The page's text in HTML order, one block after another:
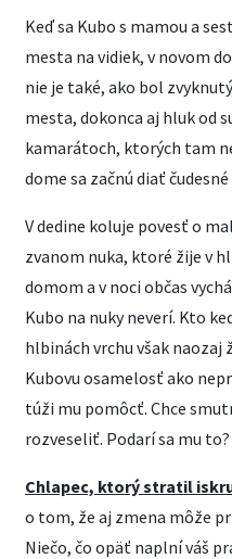
Keď sa Kubo s mamou a
mesta na vidiek, v novom
nie je také, ako bol
mesta, dokonca aj hluk od
kamarátoch, ktorých tam
dome sa začnú diať čudesné
V dedine koluje povesť o
zvanom nuka, ktoré žije v
domom a v noci občas
Kubo na nuky neverí. Kto
hlbinách vrchu však
Kubovu osamelosť ako
túži mu pomôcť. Chce
rozveseliť. Podarí sa mu
Chlapec, ktorý stratil
o tom, že aj zmena môže
Niečo, čo opäť naplní váš